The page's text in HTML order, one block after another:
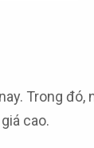
Trong đó,
cao.